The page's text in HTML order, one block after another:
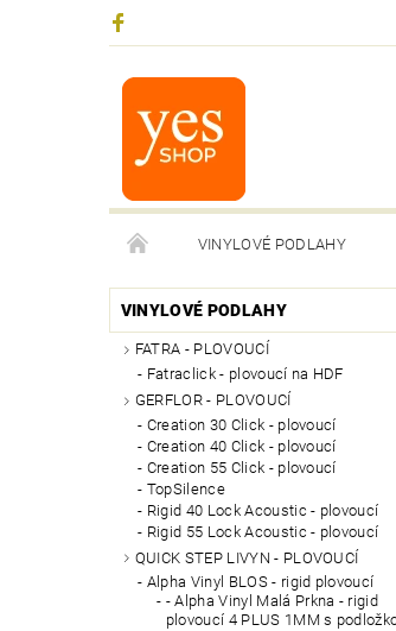
VINYLOVÉ PODLAHY
VINYLOVÉ PODLAHY
FATRA - PLOVOUCÍ
Fatraclick - plovoucí na HDF
GERFLOR - PLOVOUCÍ
Creation 30 Click - plovoucí
Creation 40 Click - plovoucí
Creation 55 Click - plovoucí
TopSilence
Rigid 40 Lock Acoustic - plovoucí
Rigid 55 Lock Acoustic - plovoucí
QUICK STEP LIVYN - PLOVOUCÍ
Alpha Vinyl BLOS - rigid plovoucí
- Alpha Vinyl Malá Prkna - rigid
plovoucí 4 PLUS 1MM s